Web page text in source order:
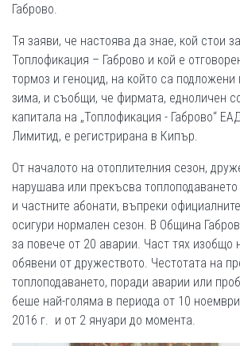
Габрово.
Тя заяви, че настоява да знае, кой стои
Топлофикация – Габрово и кой е
тормоз и геноцид, на който са подложени
зима, и съобщи, че фирмата, едноличен
капитала на „Топлофикация - Габрово“
Лимитид, е регистрирана в Кипър.
От началото на отоплителния сезон,
нарушава или прекъсва
и частните абонати, въпреки
осигури нормален сезон. В Община
за повече от 20 аварии. Част тях изобщо
обявени от дружеството. Честотата на
топлоподаването, поради аварии или
беше най-голяма в периода от 10
2016 г. и от 2 януари до момента.